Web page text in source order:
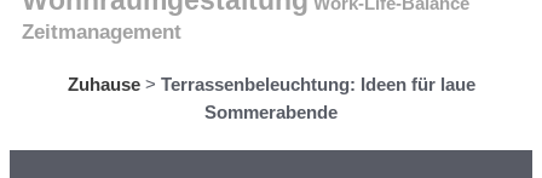
Work-Life-Balance
Zeitmanagement
Zuhause> Terrassenbeleuchtung: Ideen für laue
Sommerabende